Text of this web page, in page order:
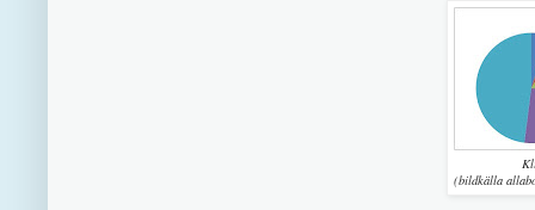
(bildkälla